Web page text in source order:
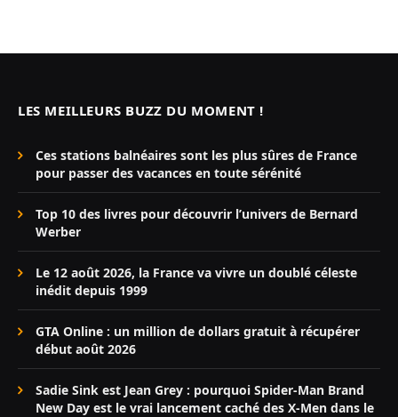
LES MEILLEURS BUZZ DU MOMENT !
Ces stations balnéaires sont les plus sûres de France
pour passer des vacances en toute sérénité
Top 10 des livres pour découvrir l’univers de Bernard
Werber
Le 12 août 2026, la France va vivre un doublé céleste
inédit depuis 1999
GTA Online : un million de dollars gratuit à récupérer
début août 2026
Sadie Sink est Jean Grey : pourquoi Spider-Man Brand
New Day est le vrai lancement caché des X-Men dans le